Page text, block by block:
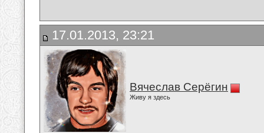
17.01.2013, 23:21
Вячеслав Серёгин
Живу я здесь